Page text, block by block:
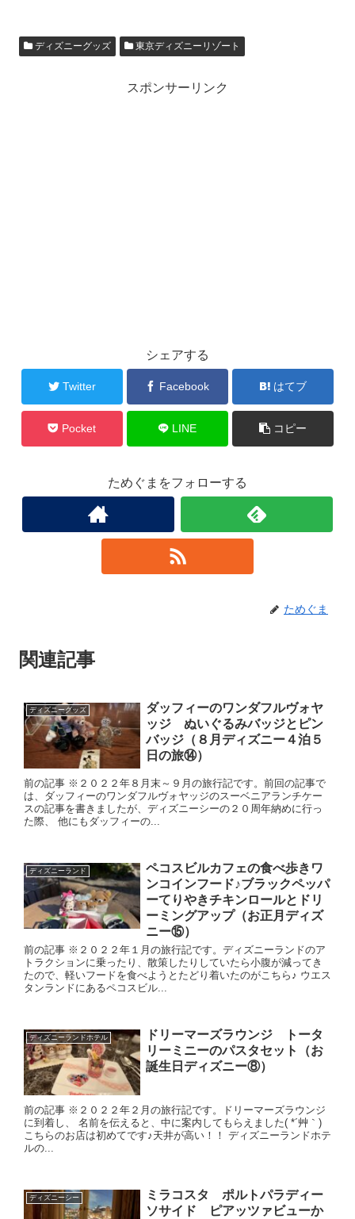
ディズニーグッズ 東京ディズニーリゾート
スポンサーリンク
シェアする
Twitter Facebook はてブ
Pocket LINE コピー
ためぐまをフォローする
ためぐま
関連記事
ディズニーグッズ
ダッフィーのワンダフルヴォヤ
ッジ ぬいぐるみバッジとピン
バッジ（８月ディズニー４泊５
日の旅⑭）
前の記事 ※２０２２年８月末～９月の旅行記です。前回の記事で
は、ダッフィーのワンダフルヴォヤッジのスーベニアランチケー
スの記事を書きましたが、ディズニーシーの２０周年納めに行っ
た際、 他にもダッフィーの...
ディズニーランド
ペコスビルカフェの食べ歩きワ
ンコインフード♪ブラックペッパ
ーてりやきチキンロールとドリ
ーミングアップ（お正月ディズ
ニー⑮）
前の記事 ※２０２２年１月の旅行記です。ディズニーランドのア
トラクションに乗ったり、散策したりしていたら小腹が減ってき
たので、軽いフードを食べようとたどり着いたのがこちら♪ ウエス
タンランドにあるペコスビル...
ディズニーランドホテル
ドリーマーズラウンジ トータ
リーミニーのパスタセット（お
誕生日ディズニー⑧）
前の記事 ※２０２２年２月の旅行記です。ドリーマーズラウンジ
に到着し、 名前を伝えると、中に案内してもらえました( *´艸｀)
こちらのお店は初めてです♪天井が高い！！ ディズニーランドホテ
ルの...
ディズニーシー
ミラコスタ ポルトパラディー
ソサイド ピアッツァビューか